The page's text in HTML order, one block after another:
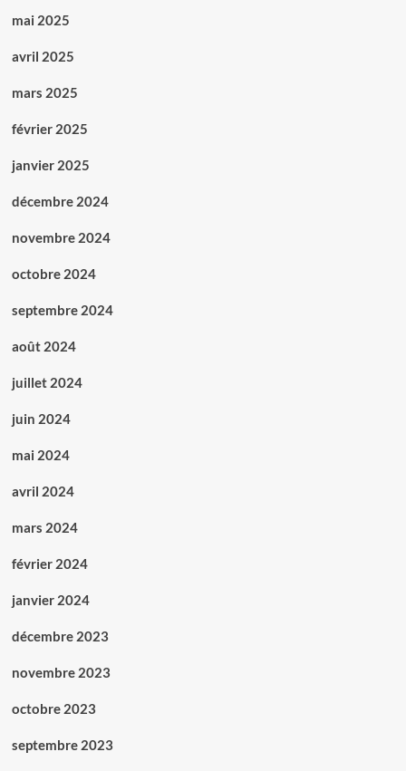
mai 2025
avril 2025
mars 2025
février 2025
janvier 2025
décembre 2024
novembre 2024
octobre 2024
septembre 2024
août 2024
juillet 2024
juin 2024
mai 2024
avril 2024
mars 2024
février 2024
janvier 2024
décembre 2023
novembre 2023
octobre 2023
septembre 2023